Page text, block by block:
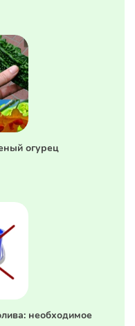
огурец
необходимое